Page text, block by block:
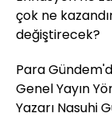
çok ne
değiştirecek?
Para
Genel Yayın
Yazarı Nasuhi